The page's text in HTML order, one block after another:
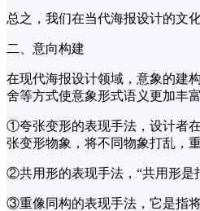
总之，我们在当代海报设计的文
二、意向构建
在现代海报设计领域，意象的建
舍等方式使意象形式语义更加丰
①夸张变形的表现手法，设计者
张变形物象，将不同物象打乱，
②共用形的表现手法，“共用形是
③重像同构的表现手法，它是指